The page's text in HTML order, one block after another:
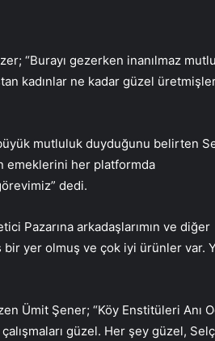
“Burayı gezerken inanılmaz mutlu
kadınlar ne kadar güzel
mutluluk duyduğunu belirten
emeklerini her platformda
dedi.
Pazarına arkadaşlarımın ve diğer
yer olmuş ve çok iyi ürünler var.
Ümit Şener; “Köy Enstitüleri Anı
güzel. Her şey güzel,